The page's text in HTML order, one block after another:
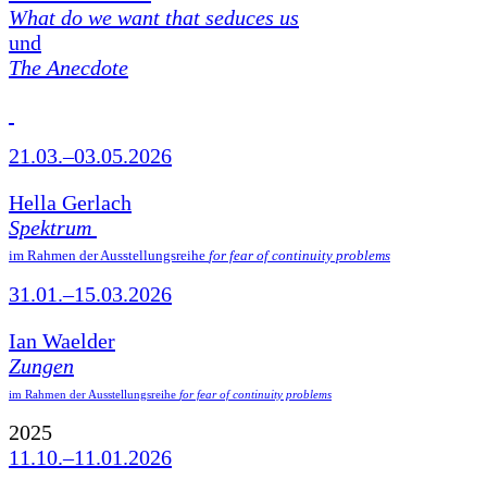
What do we want that seduces us
und
The Anecdote
21.03.–03.05.2026
Hella Gerlach
Spektrum
im Rahmen der Ausstellungsreihe for fear of continuity problems
31.01.–15.03.2026
Ian Waelder
Zungen
im Rahmen der Ausstellungsreihe for fear of continuity problems
2025
11.10.–11.01.2026